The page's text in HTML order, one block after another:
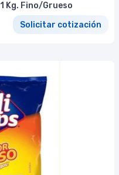
1 Kg. Fino/Grueso
Solicitar cotización